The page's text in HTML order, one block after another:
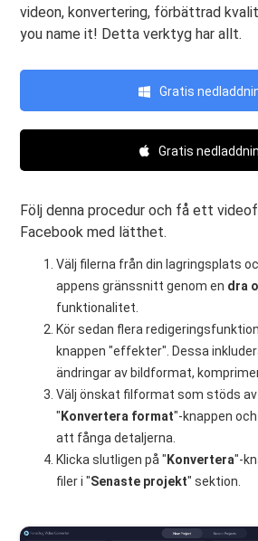
videon, konvertering, förbättrad
you name it! Detta verktyg har allt.
Gratis
Gratis
Följ denna procedur och få ett
Facebook med lätthet.
Välj filerna från din lagringsplats
appens gränssnitt genom en dra
funktionalitet.
Kör sedan flera
knappen "effekter". Dessa
ändringar av bildformat,
Välj önskat filformat som stöds av
" Konvertera format"-knappen
att fånga detaljerna.
Klicka slutligen på " Konvertera"-
filer i "Senaste projekt" sektion.